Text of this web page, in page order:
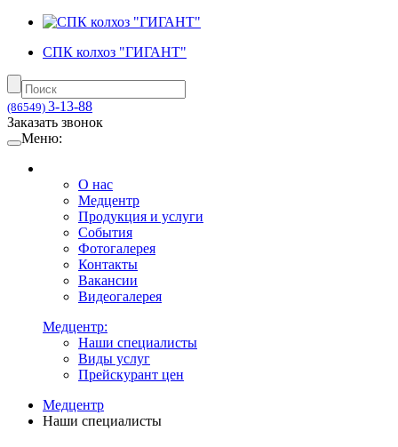
СПК колхоз "ГИГАНТ"
(86549) 3-13-88
Заказать звонок
Меню:
О нас
Медцентр
Продукция и услуги
События
Фотогалерея
Контакты
Вакансии
Видеогалерея
Медцентр:
Наши специалисты
Виды услуг
Прейскурант цен
Медцентр
Наши специалисты